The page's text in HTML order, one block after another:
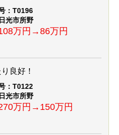
：T0196
光市所野
万円→86万円
良好！
：T0122
光市所野
万円→150万円